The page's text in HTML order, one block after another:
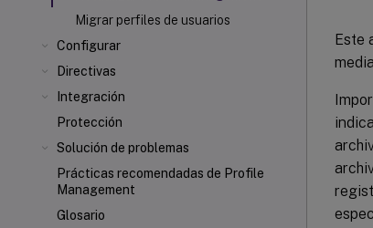
Migrar perfiles de usuarios
Configurar
Directivas
Integración
Protección
Solución de problemas
Prácticas recomendadas de Profile
Management
Glosario
Este